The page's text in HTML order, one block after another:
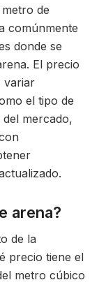
de
comúnmente
donde se
El precio
variar
el tipo de
mercado,
arena?
de la
precio tiene el
metro cúbico